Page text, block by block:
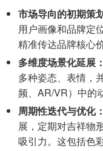
市场导向的初期策
用户画像和品牌定
精准传达品牌核心价
多维度场景化延展：
多种姿态、表情，
频、AR/VR）中的
周期性迭代与优化：
展，定期对吉祥物
吸引力。这包括色